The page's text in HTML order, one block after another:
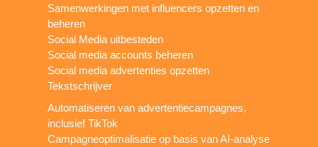
Samenwerkingen met influencers opzetten en
beheren
Social Media uitbesteden
Social media accounts beheren
Social media advertenties opzetten
Tekstschrijver
Automatiseren van advertentiecampagnes,
inclusief TikTok
Campagneoptimalisatie op basis van AI-analyse